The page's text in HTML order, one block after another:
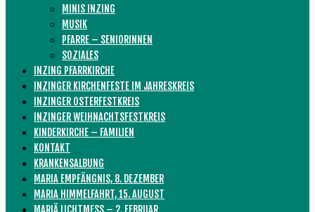
MINIS INZING
MUSIK
PFARRE – SENIORINNEN
SOZIALES
INZING PFARRKIRCHE
INZINGER KIRCHENFESTE IM JAHRESKREIS
INZINGER OSTERFESTKREIS
INZINGER WEIHNACHTSFESTKREIS
KINDERKIRCHE – FAMILIEN
KONTAKT
KRANKENSALBUNG
MARIA EMPFÄNGNIS, 8. DEZEMBER
MARIA HIMMELFAHRT, 15. AUGUST
MARIÄ LICHTMESS – 2. FEBRUAR